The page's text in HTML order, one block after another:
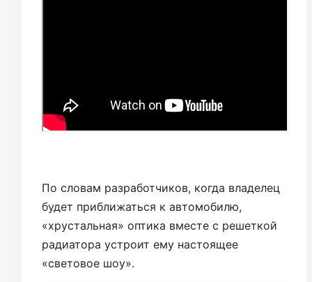
По словам разработчиков, когда владелец
будет приближаться к автомобилю,
«хрустальная» оптика вместе с решеткой
радиатора устроит ему настоящее
«световое шоу».